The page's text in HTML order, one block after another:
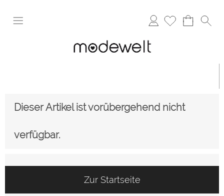
Anmelden
Dieser Artikel ist vorübergehend nicht
verfügbar.
Zur Startseite